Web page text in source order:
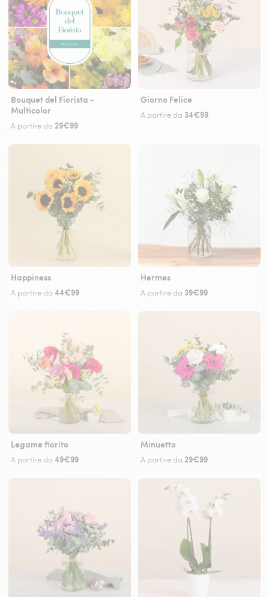
Bouquet del Fiorista -
Multicolor
A partire da 29€99
Giorno Felice
A partire da 34€99
Happiness
A partire da 44€99
Hermes
A partire da 39€99
Legame fiorito
A partire da 49€99
Minuetto
A partire da 29€99